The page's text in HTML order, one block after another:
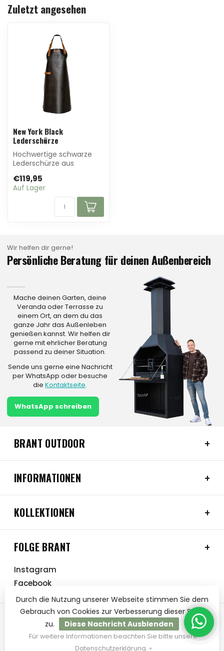
Zuletzt angesehen
New York Black
Lederschürze
Hochwertige schwarze
Lederschürze aus
Büffelleder für Grill, Braai...
€119,95
Auf Lager
Wir helfen dir gerne!
Persönliche Beratung für deinen Außenbereich
Mache deinen Garten, deine
Veranda oder Terrasse zu
einem Ort, an dem du das
ganze Jahr das Außenleben
genießen kannst. Wir helfen dir
gerne mit ehrlicher Beratung
passend zu deiner Situation.
Sende uns gerne eine Nachricht
per WhatsApp oder besuche
dieKontaktseite.
WhatsApp schreiben
BRANT OUTDOOR
INFORMATIONEN
KOLLEKTIONEN
FOLGE BRANT
Instagram
Facebook
© Copyright 2026 BRANT Outdoor
Durch die Nutzung unserer Webseite stimmen Sie dem
Gebrauch von Cookies zur Verbesserung dieser Seite
zu.
Diese Nachricht Ausblenden
Für weitere Informationen beachten Sie bitte unsere
Datenschutzerklärung. »